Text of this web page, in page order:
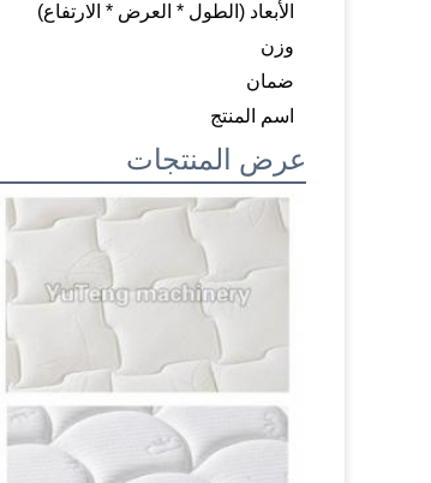
الأبعاد (الطول * العرض * الارتفاع)
وزن
ضمان
اسم المنتج
عرض المنتجات